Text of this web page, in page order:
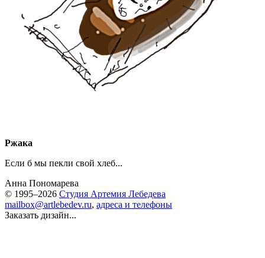
Ржака
Если б мы пекли свой хлеб...
Анна Пономарева
© 1995–2026 Студия Артемия Лебедева
mailbox@artlebedev.ru, адреса и телефоны
Заказать дизайн...